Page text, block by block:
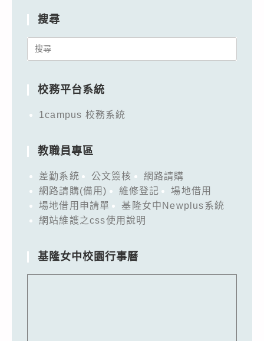
搜尋
Search
校務平台系統
1campus 校務系統
教職員專區
差勤系統 公文簽核
網路請購
網路請購(備用)
維修登記
場地借用
場地借用申請單
基隆女中Newplus系統
網站維護之css使用說明
基隆女中校園行事曆